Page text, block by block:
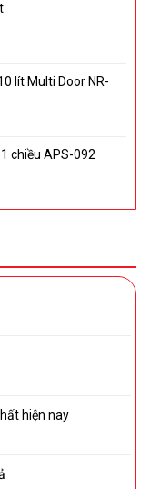
lít Multi Door NR-
chiều APS-092
hiện nay